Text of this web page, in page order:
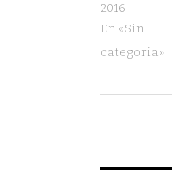
2016
En «Sin
categoría»